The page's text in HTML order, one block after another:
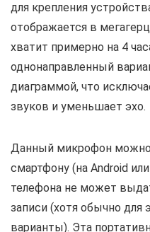
для крепления
отображается в
хватит примерно на 4
однонаправленный
диаграммой, что
звуков и уменьшает эхо.
Данный микрофон
смартфону (на Android
телефона не может
записи (хотя обычно для
варианты). Эта